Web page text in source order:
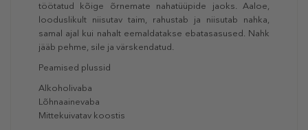
töötatud kõige õrnemate nahatüüpide jaoks. Aaloe,
looduslikult niisutav taim, rahustab ja niisutab nahka,
samal ajal kui nahalt eemaldatakse ebatasasused. Nahk
jääb pehme, sile ja värskendatud.
Peamised plussid
Alkoholivaba
Lõhnaainevaba
Mittekuivatav koostis